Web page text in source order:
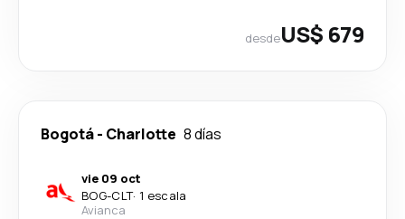
desdeUS$ 679
Bogotá- Charlotte 8 días
vie 09 oct
BOG-CLT· 1 escala
Avianca